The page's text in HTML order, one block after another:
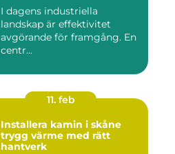
I dagens industriella
landskap är effektivitet
avgörande för framgång. En
centr...
11. feb
Installera kamin i skåne
trygg värme med rätt
hantverk